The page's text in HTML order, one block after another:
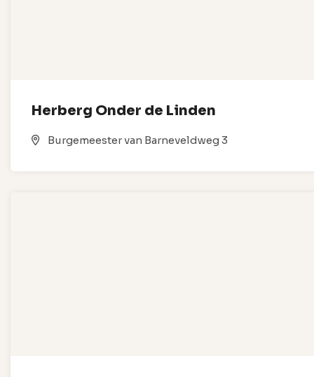
Herberg Onder de Linden
Burgemeester van Barneveldweg 3